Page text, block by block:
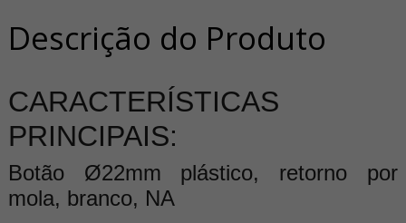
Descrição do Produto
CARACTERÍSTICAS
PRINCIPAIS:
Botão Ø22mm plástico, retorno por
mola, branco, NA